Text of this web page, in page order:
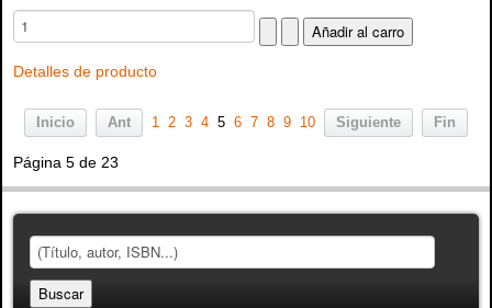
Detalles de producto
Inicio Ant 1 2 3 4 5 6 7 8 9 10 Siguiente Fin
Página 5 de 23